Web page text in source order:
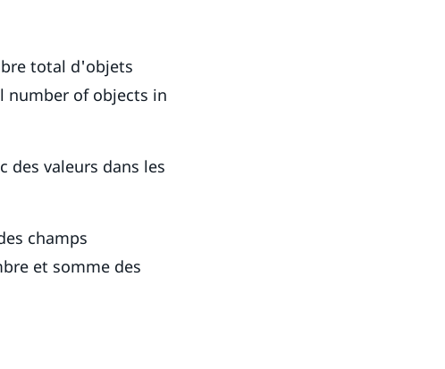
total d'objets
number of objects in
des valeurs dans les
champs
et somme des